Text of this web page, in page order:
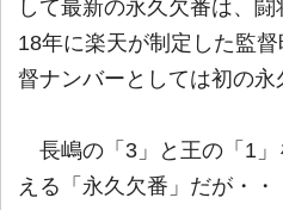
して最新の永久欠番は、闘
18年に楽天が制定した監
督ナンバーとしては初の永
長嶋の「3」と王の「1
える「永久欠番」だが・・